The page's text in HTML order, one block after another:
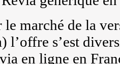
le marché de la
l’offre s’est
en ligne en